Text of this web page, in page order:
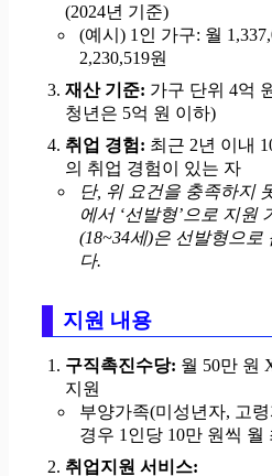
(2024년 기준)
(예시) 1인 가구: 월
2,230,519원
재산 기준: 가구 단위 4억
청년은 5억 원 이하)
취업 경험: 최근 2년 이내
의 취업 경험이 있는 자
단, 위 요건을 충족하지
에서 ‘선발형’으로 지원
(18~34세)은 선발형으로
다.
지원 내용
구직촉진수당: 월 50만 원
지원
부양가족(미성년자, 고
경우 1인당 10만 원씩 월
취업지원 서비스: